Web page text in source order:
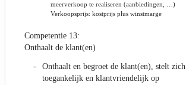
meerverkoop te realiseren (aanbiedingen, …)
Verkoopsprijs: kostprijs plus winstmarge
Competentie 13:
Onthaalt de klant(en)
Onthaalt en begroet de klant(en), stelt zich
toegankelijk en klantvriendelijk op